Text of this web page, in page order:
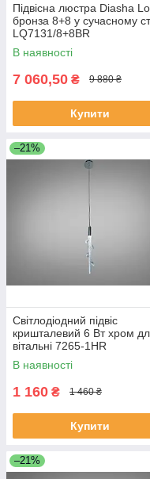
Підвісна люстра Diasha
бронза 8+8 у сучасному
LQ7131/8+8BR
В наявності
7 060,50 ₴ 9 880 ₴
Купити
–21%
Світлодіодний підвіс
кришталевий 6 Вт хром
вітальні 7265-1HR
В наявності
1 160 ₴ 1 460 ₴
Купити
–21%